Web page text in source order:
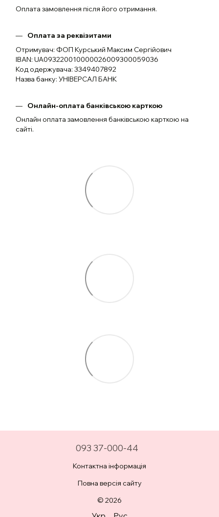
Оплата замовлення після його отримання.
Оплата за реквізитами
Отримувач: ФОП Курський Максим Сергійович
IBAN: UA093220010000026009300059036
Код одержувача: 3349407892
Назва банку: УНІВЕРСАЛ БАНК
Онлайн-оплата банківською карткою
Онлайн оплата замовлення банківською карткою на
сайті.
093 37-000-44
Контактна інформація
Повна версія сайту
© 2026